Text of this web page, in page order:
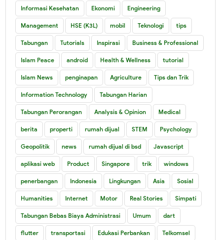
Informasi Kesehatan Ekonomi Engineering
Management HSE (K3L) mobil Teknologi tips
Tabungan Tutorials Inspirasi Business & Professional
Islam Peace android Health & Wellness tutorial
Islam News penginapan Agriculture Tips dan Trik
Information Technology Tabungan Harian
Tabungan Perorangan Analysis & Opinion Medical
berita properti rumah dijual STEM Psychology
Geopolitik news rumah dijual di bsd Javascript
aplikasi web Product Singapore trik windows
penerbangan Indonesia Lingkungan Asia Sosial
Humanities Internet Motor Real Stories Simpati
Tabungan Bebas Biaya Administrasi Umum dart
flutter transportasi Edukasi Perbankan Telkomsel